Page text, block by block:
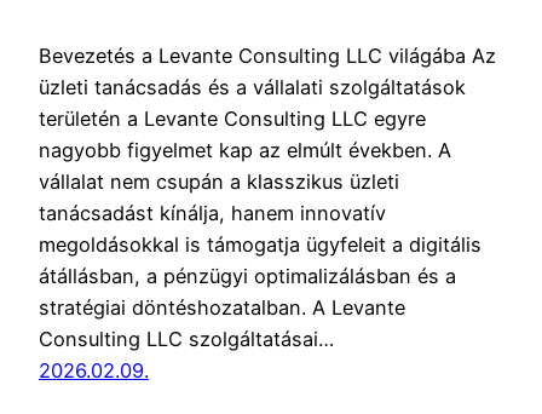
Bevezetés a Levante Consulting LLC világába Az
üzleti tanácsadás és a vállalati szolgáltatások
területén a Levante Consulting LLC egyre
nagyobb figyelmet kap az elmúlt években. A
vállalat nem csupán a klasszikus üzleti
tanácsadást kínálja, hanem innovatív
megoldásokkal is támogatja ügyfeleit a digitális
átállásban, a pénzügyi optimalizálásban és a
stratégiai döntéshozatalban. A Levante
Consulting LLC szolgáltatásai…
2026.02.09.